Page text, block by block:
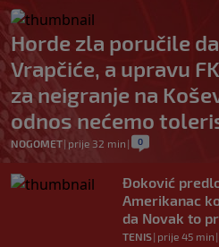
Horde zla poručile
Vrapčiće, a upravu
za neigranje na
odnos nećemo
NOGOMET| prije 32 min | 0
Đoković
Amerikanac
da Novak to
TENIS| prije 45 min |